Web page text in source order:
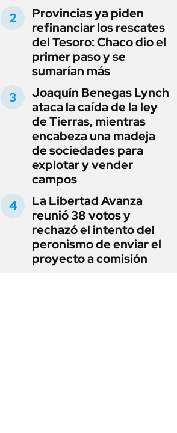
Provincias ya piden
refinanciar los rescates
del Tesoro: Chaco dio el
primer paso y se
sumarían más
Joaquín Benegas Lynch
ataca la caída de la ley
de Tierras, mientras
encabeza una madeja
de sociedades para
explotar y vender
campos
La Libertad Avanza
reunió 38 votos y
rechazó el intento del
peronismo de enviar el
proyecto a comisión